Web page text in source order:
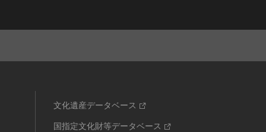
文化遺産データベース
国指定文化財等データベース